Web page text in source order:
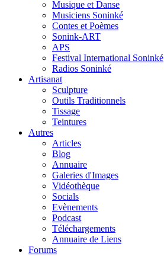
Musique et Danse
Musiciens Soninké
Contes et Poèmes
Sonink-ART
APS
Festival International Soninké
Radios Soninké
Artisanat
Sculpture
Outils Traditionnels
Tissage
Teintures
Autres
Articles
Blog
Annuaire
Galeries d'Images
Vidéothèque
Socials
Evènements
Podcast
Téléchargements
Annuaire de Liens
Forums